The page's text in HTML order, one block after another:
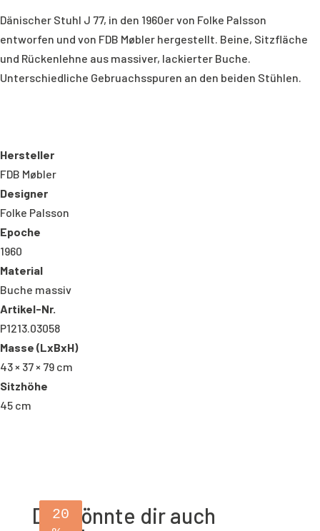
Dänischer Stuhl J 77, in den 1960er von Folke Palsson
entworfen und von FDB Møbler hergestellt. Beine, Sitzfläche
und Rückenlehne aus massiver, lackierter Buche.
Unterschiedliche Gebruachsspuren an den beiden Stühlen.
Hersteller
FDB Møbler
Designer
Folke Palsson
Epoche
1960
Material
Buche massiv
Artikel-Nr.
P1213.03058
Masse (LxBxH)
43 × 37 × 79 cm
Sitzhöhe
45 cm
Das könnte dir auch
30
20